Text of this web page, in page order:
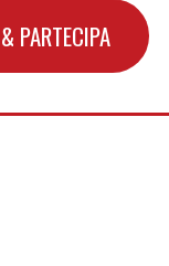
PARTECIPA